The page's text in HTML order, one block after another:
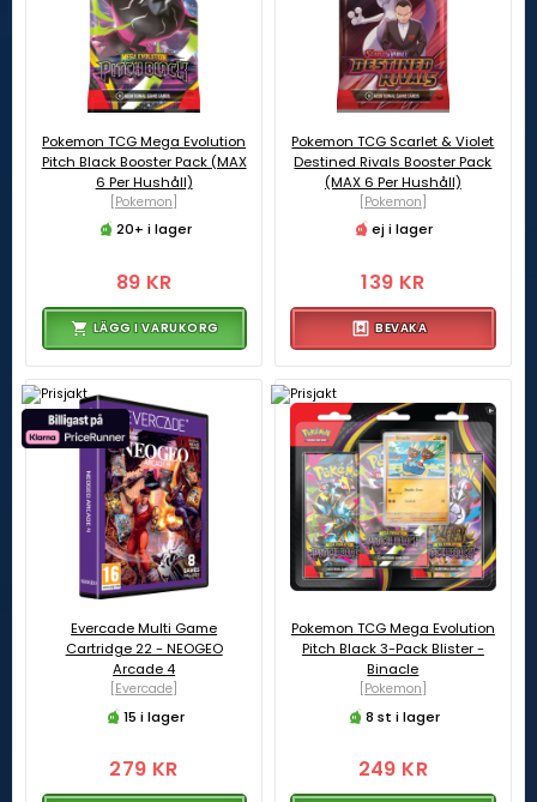
Pokemon TCG Mega Evolution
Pitch Black Booster Pack (MAX
6 Per Hushåll)
[Pokemon]
20+ i lager
89 KR
LÄGG I VARUKORG
Pokemon TCG Scarlet & Violet
Destined Rivals Booster Pack
(MAX 6 Per Hushåll)
[Pokemon]
ej i lager
139 KR
BEVAKA
Evercade Multi Game
Cartridge 22 - NEOGEO
Arcade 4
[Evercade]
15 i lager
279 KR
Pokemon TCG Mega Evolution
Pitch Black 3-Pack Blister -
Binacle
[Pokemon]
8 st i lager
249 KR